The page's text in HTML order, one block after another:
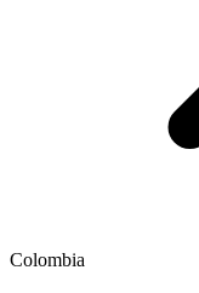
Colombia